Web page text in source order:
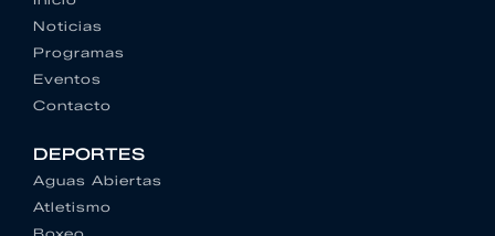
Noticias
Programas
Eventos
Contacto
DEPORTES
Aguas Abiertas
Atletismo